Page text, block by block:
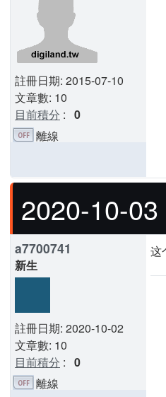
註冊日期: 2015-07-10
文章數: 10
目前積分 : 0
離線
2020-10-03
a7700741
新生
註冊日期: 2020-10-02
文章數: 10
目前積分 : 0
这
離線